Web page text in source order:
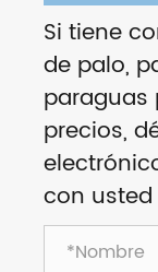
Si tiene
de palo,
paraguas
precios,
con